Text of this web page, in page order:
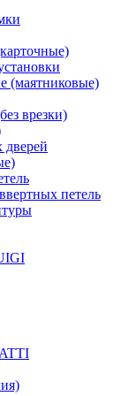
(маятниковые)
врезки)
дверей
петель